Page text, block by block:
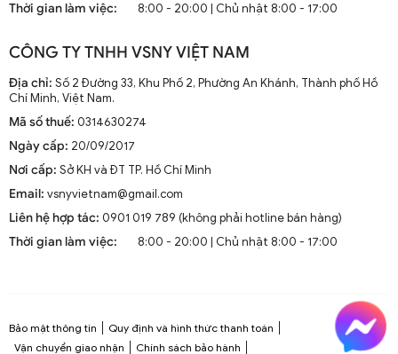
Thời gian làm việc:
8:00 - 20:00 | Chủ nhật 8:00 - 17:00
CÔNG TY TNHH VSNY VIỆT NAM
Địa chỉ: Số 2 Đường 33, Khu Phố 2, Phường An Khánh, Thành phố Hồ
Chí Minh, Việt Nam.
Mã số thuế: 0314630274
Ngày cấp: 20/09/2017
Nơi cấp: Sở KH và ĐT TP. Hồ Chí Minh
Email: vsnyvietnam@gmail.com
Liên hệ hợp tác: 0901 019 789 (không phải hotline bán hàng)
Thời gian làm việc:
8:00 - 20:00 | Chủ nhật 8:00 - 17:00
Bảo mật thông tin
Quy định và hình thức thanh toán
Vận chuyển giao nhận
Chính sách bảo hành